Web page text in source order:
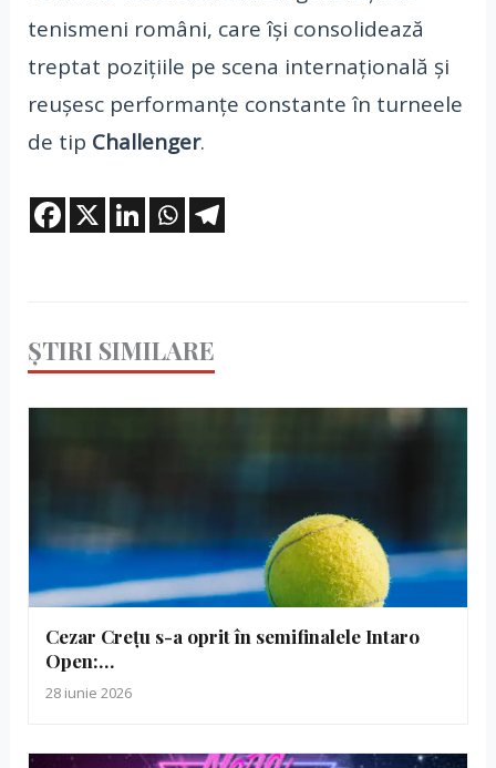
tenismeni români, care își consolidează
treptat pozițiile pe scena internațională și
reușesc performanțe constante în turneele
de tip Challenger.
ȘTIRI SIMILARE
Cezar Crețu s-a oprit în semifinalele Intaro
Open:…
28 iunie 2026